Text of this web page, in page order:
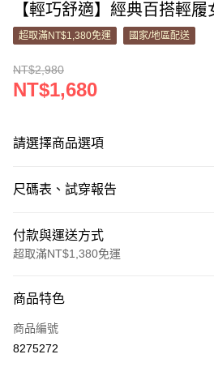
【輕巧舒適】經典百搭輕
超取滿NT$1,380免運 國家/地區配送
NT$2,980
NT$1,680
請選擇商品選項
尺碼表、試穿報告
付款與運送方式
超取滿NT$1,380免運
信用卡一次付款
信用卡分期付款
商品特色
商品編號
8275272